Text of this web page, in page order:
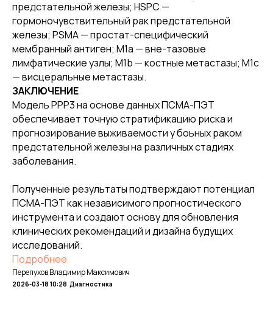
предстательной железы; HSPC —
гормоночувствительный рак предстательной
железы; PSMA — простат-специфический
мембранный антиген; M1a — вне-тазовые
лимфатические узлы; M1b — костные метастазы; M1c
— висцеральные метастазы.
ЗАКЛЮЧЕНИЕ
Модель PPP3 на основе данных ПСМА-ПЭТ
обеспечивает точную стратификацию риска и
прогнозирование выживаемости у боьных раком
предстательной железы на различных стадиях
заболевания.
Полученные результаты подтверждают потенциал
ПСМА-ПЭТ как независимого прогностического
инструмента и создают основу для обновления
клинических рекомендаций и дизайна будущих
исследований.
Подробнее
Перепухов Владимир Максимович
2026-03-18 10:28 Диагностика